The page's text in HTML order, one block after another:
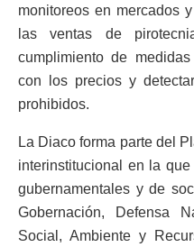
monitoreos en mercados
las ventas de
cumplimiento de
con los precios y
prohibidos.
La Diaco forma parte del
interinstitucional en la
gubernamentales y de
Gobernación, Defensa
Social, Ambiente y